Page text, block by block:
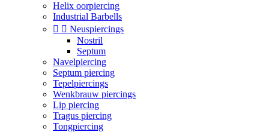
Helix oorpiercing
Industrial Barbells
  Neuspiercings
Nostril
Septum
Navelpiercing
Septum piercing
Tepelpiercings
Wenkbrauw piercings
Lip piercing
Tragus piercing
Tongpiercing